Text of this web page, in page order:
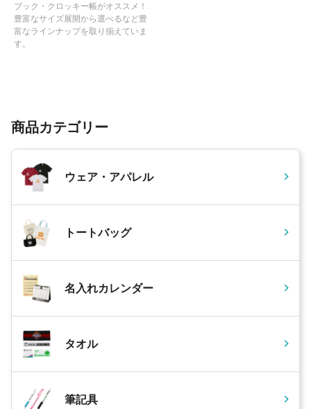
ブック・クロッキー帳がオススメ！
豊富なサイズ展開から選べるなど豊
富なラインナップを取り揃えていま
す。
商品カテゴリー
ウェア・アパレル
トートバッグ
名入れカレンダー
タオル
筆記具